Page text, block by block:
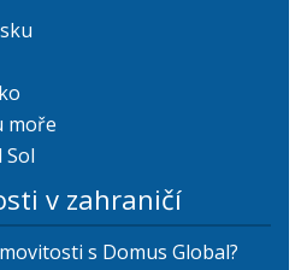
moře
Sol
v zahraničí
s Domus Global?